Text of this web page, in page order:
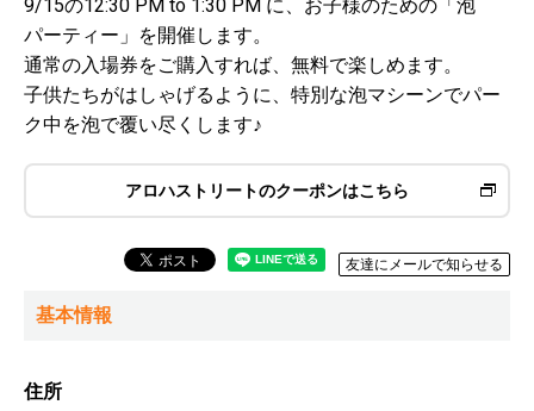
9/15の12:30 PM to 1:30 PM に、お子様のための「泡
パーティー」を開催します。
通常の入場券をご購入すれば、無料で楽しめます。
子供たちがはしゃげるように、特別な泡マシーンでパー
ク中を泡で覆い尽くします♪
アロハストリートのクーポンはこちら
友達にメールで知らせる
基本情報
住所